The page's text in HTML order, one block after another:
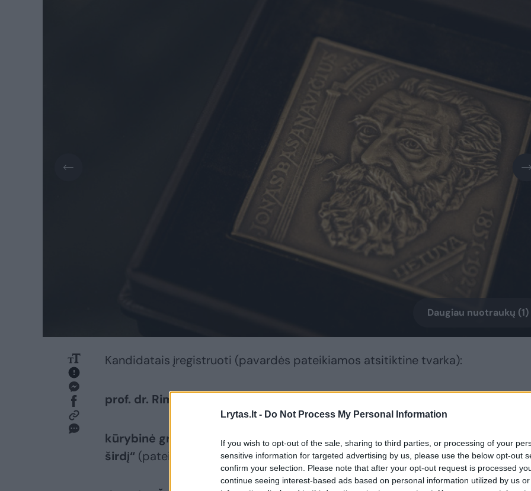
Lrytas.lt - Do Not Process My Personal Information
If you wish to opt-out of the sale, sharing to third parties, or processing of your
sensitive information for targeted advertising by us, please use the below opt-out
confirm your selection. Please note that after your opt-out request is processed
continue seeing interest-based ads based on personal information utilized by us
Daugiau nuotraukų (1)
Kandidatais įregistruoti (pavardės pateikiamos atsitiktine tvarka):
prof. dr. Rimantas Balsys
kūrybinė grupė, sukūrusi muzikinę dramą „Sakmė apie dovanotą
širdį“ (pateikė Lietuvos karaimų kultūros bendrija);